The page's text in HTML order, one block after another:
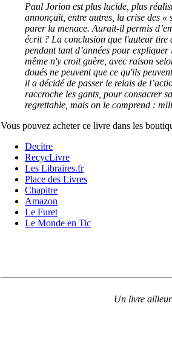
Paul Jorion est plus lucide, plus
annonçait, entre autres, la crise des
parer la menace. Aurait-il permis
écrit ? La conclusion que l'auteur tire
pendant tant d’années pour
même n'y croit guère, avec raison
doués ne peuvent que ce qu'ils
il a décidé de passer le relais de
raccroche les gants, pour consacrer
regrettable, mais on le comprend :
Vous pouvez acheter ce livre dans les
Decitre
RecycLivre
Les Libraires.fr
Place des Livres
Chapitre
Amazon
Le Furet
Le Monde en Tic
Un livre